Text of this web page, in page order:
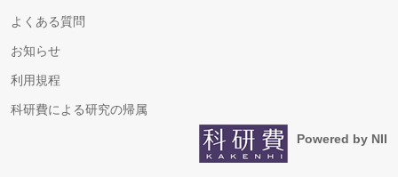
よくある質問
お知らせ
利用規程
科研費による研究の帰属
Powered by NII